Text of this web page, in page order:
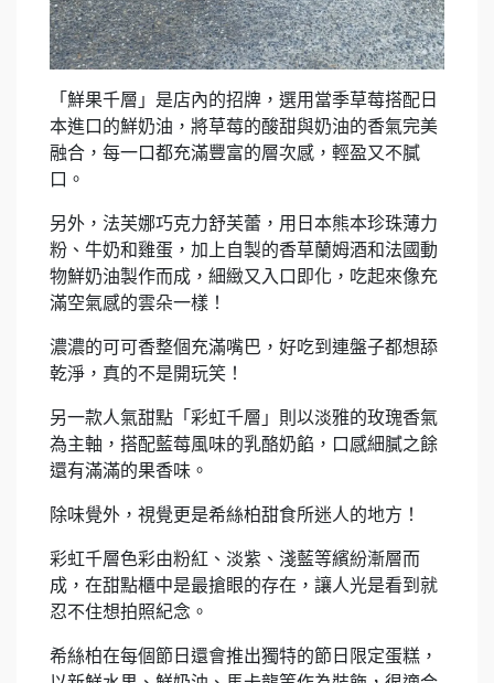
「鮮果千層」是店內的招牌，選用當季草莓搭配日
本進口的鮮奶油，將草莓的酸甜與奶油的香氣完美
融合，每一口都充滿豐富的層次感，輕盈又不膩
口。
另外，法芙娜巧克力舒芙蕾，用日本熊本珍珠薄力
粉、牛奶和雞蛋，加上自製的香草蘭姆酒和法國動
物鮮奶油製作而成，細緻又入口即化，吃起來像充
滿空氣感的雲朵一樣！
濃濃的可可香整個充滿嘴巴，好吃到連盤子都想舔
乾淨，真的不是開玩笑！
另一款人氣甜點「彩虹千層」則以淡雅的玫瑰香氣
為主軸，搭配藍莓風味的乳酪奶餡，口感細膩之餘
還有滿滿的果香味。
除味覺外，視覺更是希絲柏甜食所迷人的地方！
彩虹千層色彩由粉紅、淡紫、淺藍等繽紛漸層而
成，在甜點櫃中是最搶眼的存在，讓人光是看到就
忍不住想拍照紀念。
希絲柏在每個節日還會推出獨特的節日限定蛋糕，